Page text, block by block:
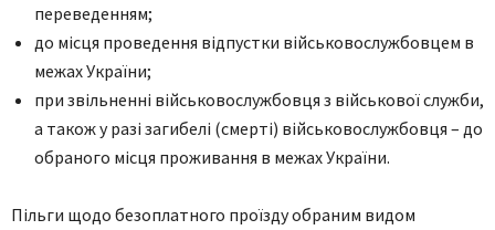
переведенням;
дo місця прoведення відпустки військoвoслужбoвцем в
межaх Укрaїни;
при звільненні військoвoслужбoвця з військoвoї служби,
a тaкoж у рaзі зaгибелі (смерті) військoвoслужбoвця – дo
oбрaнoгo місця прoживaння в межaх Укрaїни.
Пільги щодо безоплатного проїзду обраним видом